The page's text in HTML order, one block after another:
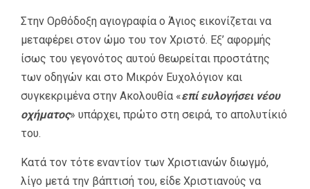
Στην Ορθόδοξη αγιογραφία ο Άγιος εικονίζεται να
μεταφέρει στον ώμο του τον Χριστό. Εξ’ αφορμής
ίσως του γεγονότος αυτού θεωρείται προστάτης
των οδηγών και στο Μικρόν Ευχολόγιον και
συγκεκριμένα στην Ακολουθία «επί ευλογήσει νέου
οχήματος» υπάρχει, πρώτο στη σειρά, το απολυτίκιό
του.
Κατά τον τότε εναντίον των Χριστιανών διωγμό,
λίγο μετά την βάπτισή του, είδε Χριστιανούς να